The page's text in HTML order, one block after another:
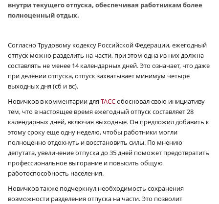
внутри текущего отпуска, обеспечивая работникам более
полноценный отдых.
Согласно Трудовому кодексу Российской Федерации, ежегодный
отпуск можно разделить на части, при этом одна из них должна
составлять не менее 14 календарных дней. Это означает, что даже
при делении отпуска, отпуск захватывает минимум четыре
выходных дня (сб и вс).
Новичков в комментарии для ТАССобосновал свою инициативу
тем, что в настоящее время ежегодный отпуск составляет 28
календарных дней, включая выходные. Он предложил добавить к
этому сроку еще одну неделю, чтобы работники могли
полноценно отдохнуть и восстановить силы. По мнению
депутата, увеличение отпуска до 35 дней поможет предотвратить
профессиональное выгорание и повысить общую
работоспособность населения.
Новичков также подчеркнул необходимость сохранения
возможности разделения отпуска на части. Это позволит